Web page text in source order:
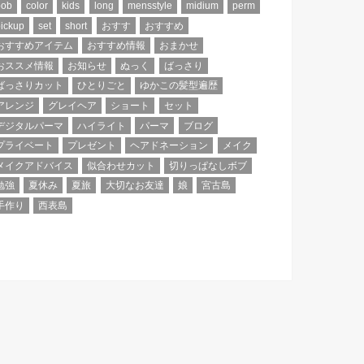
color kids long mensstyle midium
perm
set short おすす
おすすめ
すすめアイテム
おすすめ情報
おまかせ
ススメ情報
お知らせ ぬっく
ばっさり
っさりカット
ひとりごと
ゆかこの髪型遍歴
レンジ
グレイヘア ショート
セット
ジタルパーマ
ハイライト パーマ
ブログ
ライベート
プレゼント ヘアドネーション
メイク
イクアドバイス
似合わせカット
切りっぱなしボブ
強
夏休み 夏旅 大切なお友達 娘
宮古島
作り
西表島